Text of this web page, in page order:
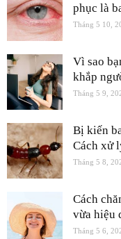
phục là
Tháng 5 10,
Vì sao
khắp
Tháng 5 9,
Bị kiến
Cách xử
Tháng 5 8,
Cách
vừa hiệu
Tháng 5 6,